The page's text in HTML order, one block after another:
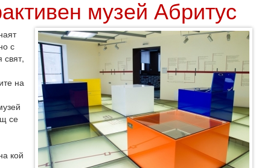
музей Абритус
с
свят,
на
се
кой